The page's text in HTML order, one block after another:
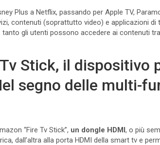
Plus a Netflix, passando per Apple TV,
contenuti (soprattutto video) e applicazioni di
tanto gli utenti possono accedere ai contenuti
Stick, il dispositivo
segno delle multi-
“Fire Tv Stick”, un dongle HDMI, o più
dall’altra alla porta HDMI della smart tv e